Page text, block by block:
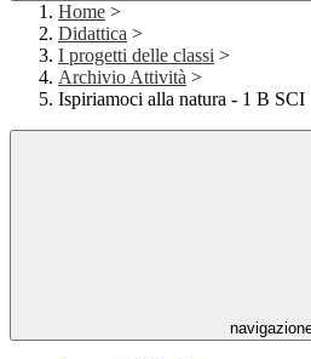
Home >
Didattica >
I progetti delle classi >
Archivio Attività >
Ispiriamoci alla natura - 1 B SCI